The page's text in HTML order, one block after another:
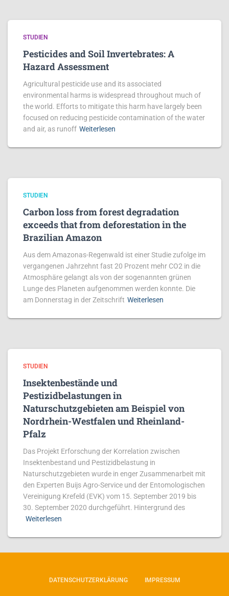
STUDIEN
Pesticides and Soil Invertebrates: A
Hazard Assessment
Agricultural pesticide use and its associated
environmental harms is widespread throughout much of
the world. Efforts to mitigate this harm have largely been
focused on reducing pesticide contamination of the water
and air, as runoff Weiterlesen
STUDIEN
Carbon loss from forest degradation
exceeds that from deforestation in the
Brazilian Amazon
Aus dem Amazonas-Regenwald ist einer Studie zufolge im
vergangenen Jahrzehnt fast 20 Prozent mehr CO2 in die
Atmosphäre gelangt als von der sogenannten grünen
Lunge des Planeten aufgenommen werden konnte. Die
am Donnerstag in der Zeitschrift Weiterlesen
STUDIEN
Insektenbestände und
Pestizidbelastungen in
Naturschutzgebieten am Beispiel von
Nordrhein-Westfalen und Rheinland-
Pfalz
Das Projekt Erforschung der Korrelation zwischen
Insektenbestand und Pestizidbelastung in
Naturschutzgebieten wurde in enger Zusammenarbeit mit
den Experten Buijs Agro-Service und der Entomologischen
Vereinigung Krefeld (EVK) vom 15. September 2019 bis
30. September 2020 durchgeführt. Hintergrund des
Weiterlesen
DATENSCHUTZERKLÄRUNG IMPRESSUM